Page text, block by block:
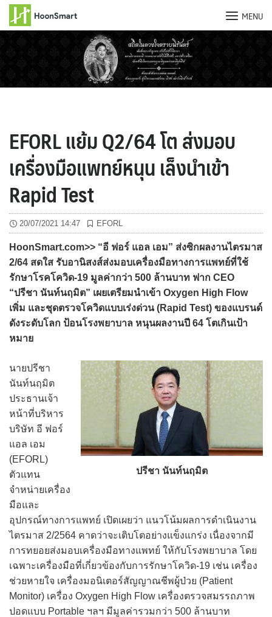
MENU
EFORL แย้ม Q2/64 โต ส่งมอบ
เครื่องมือแพทย์หนุน เล็งนำเข้า
Rapid Test
20/07/2021 14:47 EFORL
HoonSmart.com>> “อี ฟอร์ แอล เอม” ส่งซิกผลงานไตรมาส
2/64 สดใส รับอานิสงส์ส่งมอบเครื่องมือทางการแพทย์ที่ใช้
รักษาโรคโควิด-19 มูลค่ากว่า 500 ล้านบาท ฟาก CEO
“ปรีชา นันท์นฤมิต” เผยเตรียมนำเข้า Oxygen High Flow
เพิ่ม และชุดตรวจโควิดแบบเร่งด่วน (Rapid Test) ของแบรนด์
ดังระดับโลก ป้อนโรงพยาบาล หนุนผลงานปี 64 โตเกินเป้า
หมาย
ปรีชา นันท์นฤมิต
นายปรีชา
นันท์นฤมิต
ประธานเจ้า
หน้าที่บริหาร
บริษัท อี ฟอร์
แอล เอม
(EFORL)
ตัวแทน
จำหน่ายเครื่อง
มือและ
อุปกรณ์ทางการแพทย์ เปิดเผยว่า แนวโน้มผลการดำเนินงาน
ไตรมาส 2/2564 คาดว่าจะเติบโตอย่างแข็งแกร่ง เนื่องจากมี
การทยอยส่งมอบเครื่องมือทางแพทย์ ให้กับโรงพยาบาล โดย
เฉพาะเครื่องมือที่เกี่ยวข้องกับการรักษาโควิด-19 เช่น เครื่อง
ช่วยหายใจ เครื่องมอนิเตอร์สัญญาณชีพผู้ป่วย (Patient
Monitor) เครื่อง Oxygen High Flow เครื่องตรวจสมรรถภาพ
ปอดแบบ Portable ฯลฯ มีมูลค่ารวมกว่า 500 ล้านบาท